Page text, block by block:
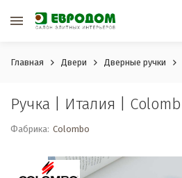
Главная Двери Дверные ручки
Ручка | Италия |
Фабрика: Colombo